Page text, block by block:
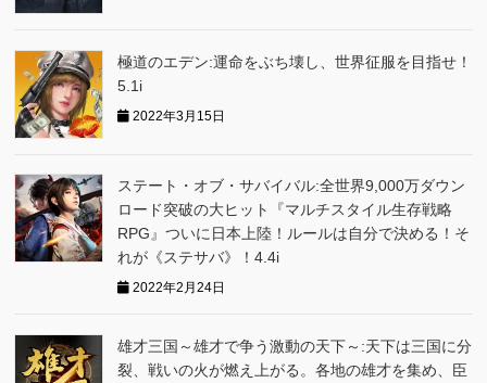
極道のエデン:運命をぶち壊し、世界征服を目指せ！
5.1i
2022年3月15日
ステート・オブ・サバイバル:全世界9,000万ダウン
ロード突破の大ヒット『マルチスタイル生存戦略
RPG』ついに日本上陸！ルールは自分で決める！そ
れが《ステサバ》！4.4i
2022年2月24日
雄才三国～雄才で争う激動の天下～:天下は三国に分
裂、戦いの火が燃え上がる。各地の雄才を集め、臣